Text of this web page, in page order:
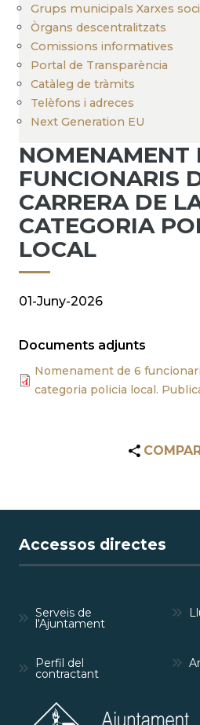
Grups municipals Xarxes
Òrgans descentralitzats
Comissions informatives
Portal de Transparència
Catàleg de tràmits
Telèfons i adreces
Next Generation EU
NOMENAMENT
FUNCIONARIS
CARRERA DE
CATEGORIA
LOCAL
01-Juny-2026
Documents adjunts
Nomenament de 6
categoria policia local.
Accessos directes
Serveis de
l'Ajuntament
Perfil del
contractant